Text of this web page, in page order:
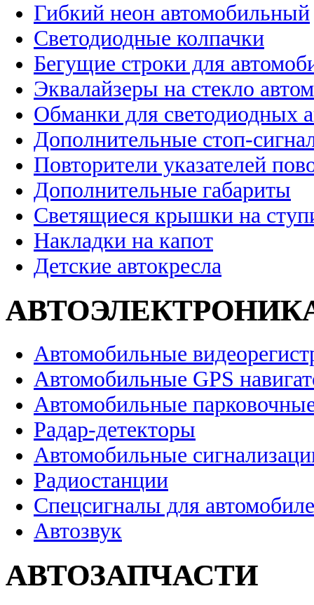
Гибкий неон автомобильный
Светодиодные колпачки
Бегущие строки для
Эквалайзеры на стекло
Обманки для светодиодных
Дополнительные стоп-
Повторители указателей
Дополнительные габариты
Светящиеся крышки на
Накладки на капот
Детские автокресла
Автомобильные
Автомобильные GPS
Автомобильные
Радар-детекторы
Автомобильные
Радиостанции
Спецсигналы для
Автозвук
АВТОЗАПЧАСТИ